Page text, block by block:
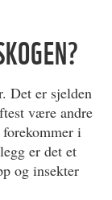
Det er sjelden
være andre
i
er det et
og insekter